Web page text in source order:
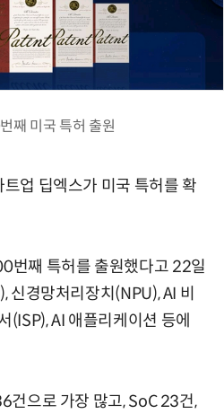
째 미국 특허 출원
업 딥엑스가 미국 특허를 확
번째 특허를 출원했다고 22일
신경망처리장치(NPU), AI 비
(ISP), AI 애플리케이션 등에
건으로 가장 많고, SoC 23건,